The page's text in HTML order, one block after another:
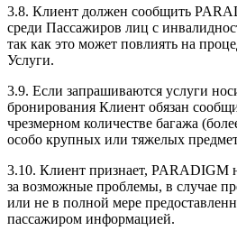
3.8. Клиент должен сообщить
среди Пассажиров лиц с
так как это может повлиять на
Услуги.
3.9. Если запрашиваются услуги
бронирования Клиент обязан
чрезмерном количестве багажа
особо крупных или тяжелых
3.10. Клиент признает, PARADIGM
за возможные проблемы, в случае
или не в полной мере
пассажиром информацией.